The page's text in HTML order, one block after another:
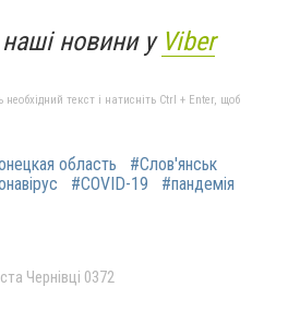
новини у Viber
текст і натисніть Ctrl + Enter, щоб
область
#Слов'янськ
#COVID-19
#пандемія
Чернівці 0372